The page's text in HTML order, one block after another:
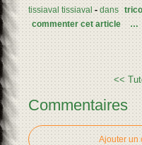
tissiaval tissiaval - dans
commenter cet article
…
<<
Commentaires
Ajouter un